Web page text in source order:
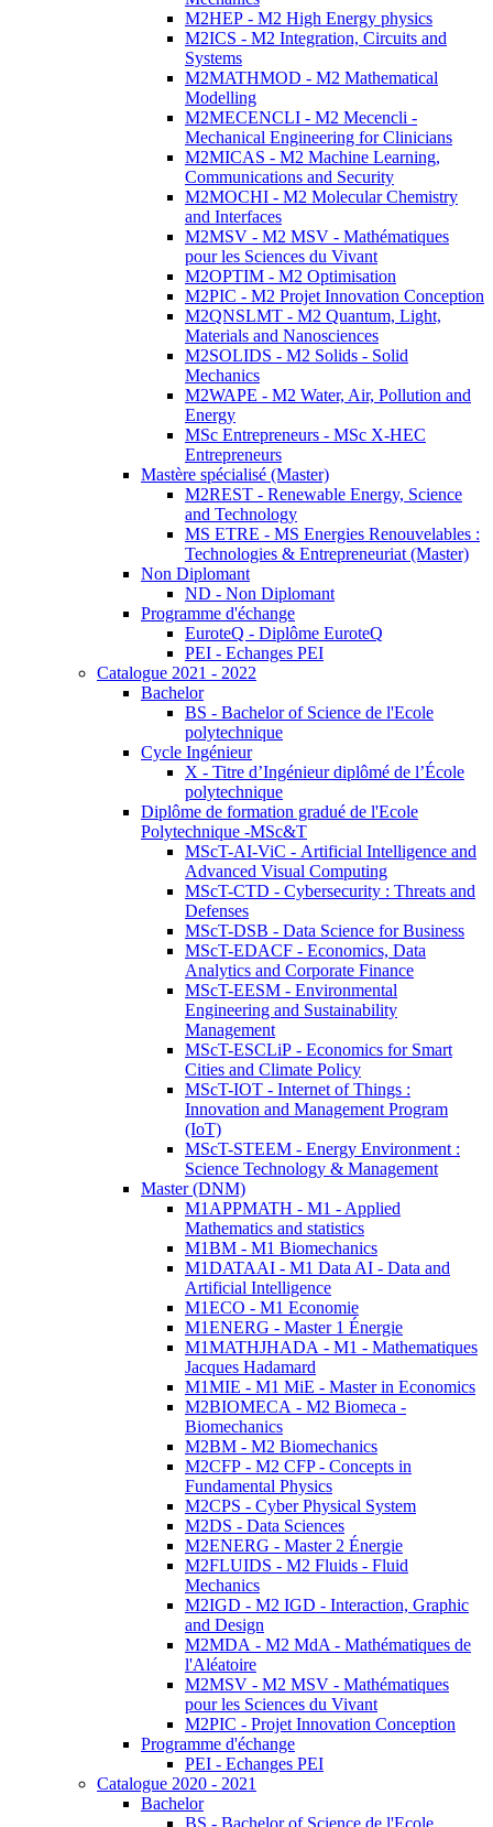
M2HEP - M2 High Energy physics
M2ICS - M2 Integration, Circuits and
Systems
M2MATHMOD - M2 Mathematical
Modelling
M2MECENCLI - M2 Mecencli -
Mechanical Engineering for Clinicians
M2MICAS - M2 Machine Learning,
Communications and Security
M2MOCHI - M2 Molecular Chemistry
and Interfaces
M2MSV - M2 MSV - Mathématiques
pour les Sciences du Vivant
M2OPTIM - M2 Optimisation
M2PIC - M2 Projet Innovation Conception
M2QNSLMT - M2 Quantum, Light,
Materials and Nanosciences
M2SOLIDS - M2 Solids - Solid
Mechanics
M2WAPE - M2 Water, Air, Pollution and
Energy
MSc Entrepreneurs - MSc X-HEC
Entrepreneurs
Mastère spécialisé (Master)
M2REST - Renewable Energy, Science
and Technology
MS ETRE - MS Energies Renouvelables :
Technologies & Entrepreneuriat (Master)
Non Diplomant
ND - Non Diplomant
Programme d'échange
EuroteQ - Diplôme EuroteQ
PEI - Echanges PEI
Catalogue 2021 - 2022
Bachelor
BS - Bachelor of Science de l'Ecole
polytechnique
Cycle Ingénieur
X - Titre d’Ingénieur diplômé de l’École
polytechnique
Diplôme de formation gradué de l'Ecole
Polytechnique -MSc&T
MScT-AI-ViC - Artificial Intelligence and
Advanced Visual Computing
MScT-CTD - Cybersecurity : Threats and
Defenses
MScT-DSB - Data Science for Business
MScT-EDACF - Economics, Data
Analytics and Corporate Finance
MScT-EESM - Environmental
Engineering and Sustainability
Management
MScT-ESCLiP - Economics for Smart
Cities and Climate Policy
MScT-IOT - Internet of Things :
Innovation and Management Program
(IoT)
MScT-STEEM - Energy Environment :
Science Technology & Management
Master (DNM)
M1APPMATH - M1 - Applied
Mathematics and statistics
M1BM - M1 Biomechanics
M1DATAAI - M1 Data AI - Data and
Artificial Intelligence
M1ECO - M1 Economie
M1ENERG - Master 1 Énergie
M1MATHJHADA - M1 - Mathematiques
Jacques Hadamard
M1MIE - M1 MiE - Master in Economics
M2BIOMECA - M2 Biomeca -
Biomechanics
M2BM - M2 Biomechanics
M2CFP - M2 CFP - Concepts in
Fundamental Physics
M2CPS - Cyber Physical System
M2DS - Data Sciences
M2ENERG - Master 2 Énergie
M2FLUIDS - M2 Fluids - Fluid
Mechanics
M2IGD - M2 IGD - Interaction, Graphic
and Design
M2MDA - M2 MdA - Mathématiques de
l'Aléatoire
M2MSV - M2 MSV - Mathématiques
pour les Sciences du Vivant
M2PIC - Projet Innovation Conception
Programme d'échange
PEI - Echanges PEI
Catalogue 2020 - 2021
Bachelor
BS - Bachelor of Science de l'Ecole